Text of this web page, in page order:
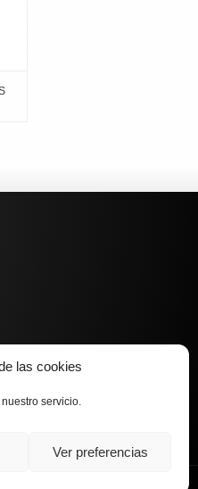
las cookies
servicio.
Ver preferencias